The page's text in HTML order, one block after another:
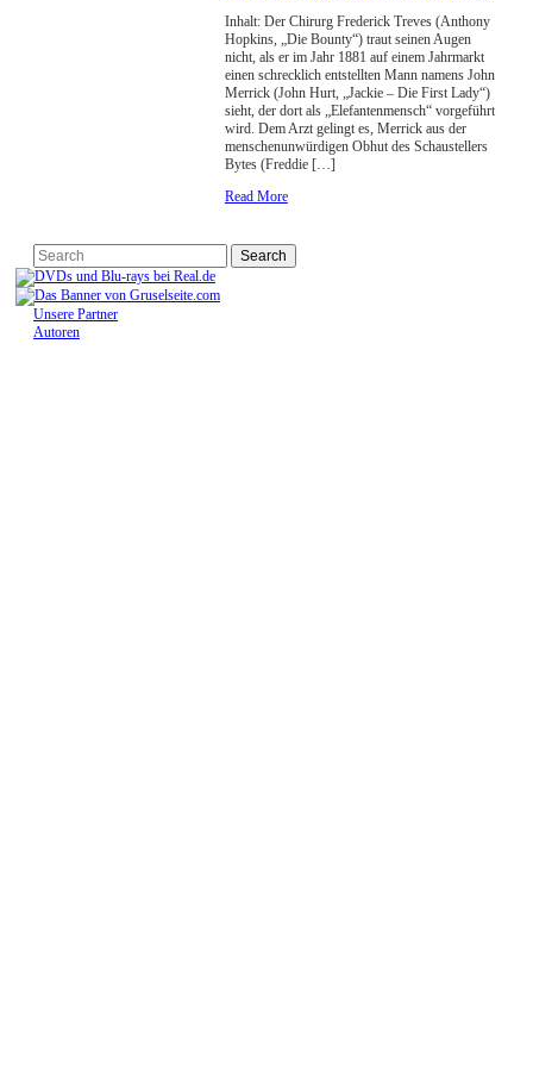
Inhalt: Der Chirurg Frederick Treves (Anthony
Hopkins, „Die Bounty“) traut seinen Augen
nicht, als er im Jahr 1881 auf einem Jahrmarkt
einen schrecklich entstellten Mann namens John
Merrick (John Hurt, „Jackie – Die First Lady“)
sieht, der dort als „Elefantenmensch“ vorgeführt
wird. Dem Arzt gelingt es, Merrick aus der
menschenunwürdigen Obhut des Schaustellers
Bytes (Freddie […]
Read More
Unsere Partner
Autoren